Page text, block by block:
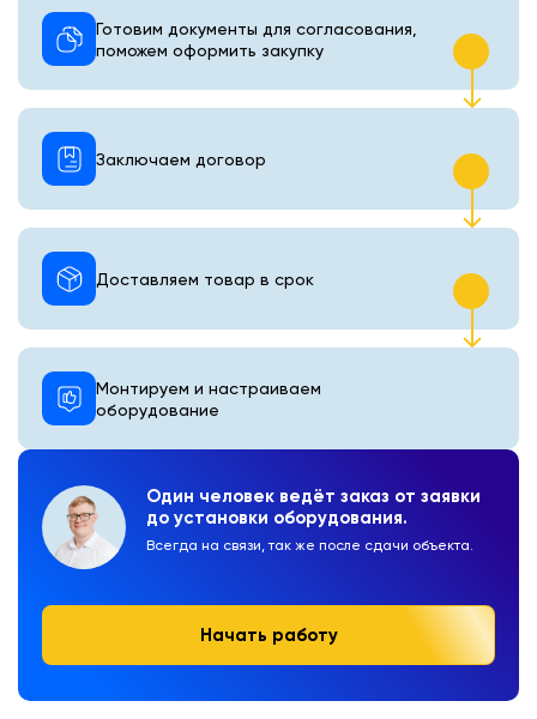
Один человек ведёт заказ от заявки
до установки оборудования.
Всегда на связи, так же после сдачи объекта.
Начать работу
Готовим документы для согласования,
поможем оформить закупку
Монтируем и настраиваем
оборудование
Доставляем товар в срок
Заключаем договор